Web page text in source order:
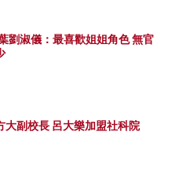
劉淑儀：最喜歡姐姐角色 無官
大副校長 呂大樂加盟社科院